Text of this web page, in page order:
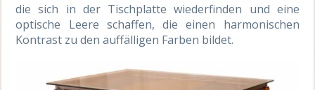
die sich in der Tischplatte wiederfinden und eine
optische Leere schaffen, die einen harmonischen
Kontrast zu den auffälligen Farben bildet.